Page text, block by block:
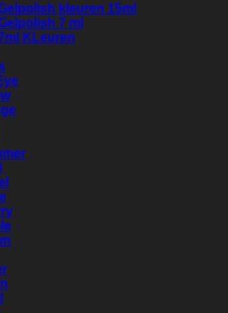
kleuren 15ml
7 ml
KLeuren